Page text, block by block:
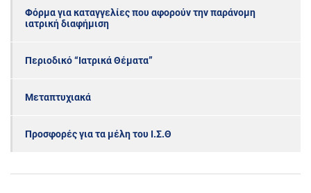
Φόρμα για καταγγελίες που αφορούν την παράνομη
ιατρική διαφήμιση
Περιοδικό “Ιατρικά Θέματα”
Μεταπτυχιακά
Προσφορές για τα μέλη του Ι.Σ.Θ